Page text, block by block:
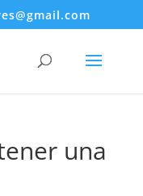
una